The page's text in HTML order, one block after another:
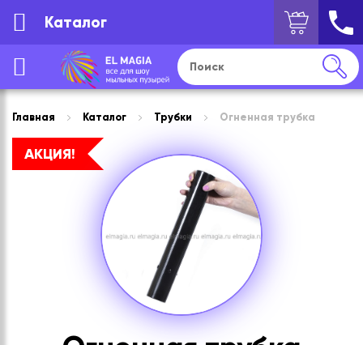
Каталог
Главная Каталог Трубки Огненная трубка
АКЦИЯ!